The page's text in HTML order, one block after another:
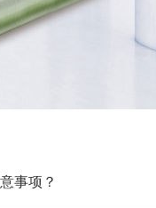
事项？